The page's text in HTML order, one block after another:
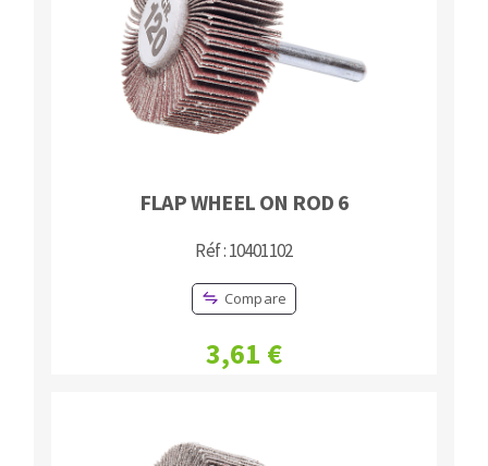
FLAP WHEEL ON ROD 6
Réf : 10401102
Compare
3,61 €